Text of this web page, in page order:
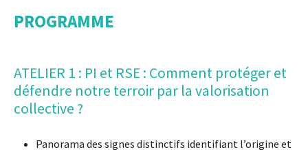
PROGRAMME
ATELIER 1 : PI et RSE : Comment protéger et
défendre notre terroir par la valorisation
collective ?
Panorama des signes distinctifs identifiant l’origine et